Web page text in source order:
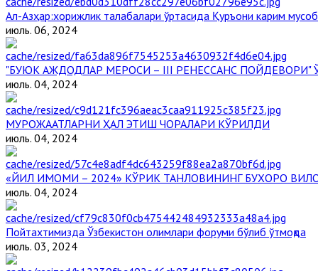
Aл-Aзҳар:хорижлик талабалари ўртасида Қуръони карим
июль. 06, 2024
"БУЮК АЖДОДЛАР МЕРОСИ – III РЕНЕССАНС
июль. 04, 2024
МУРОЖААТЛАРНИ ҲАЛ ЭТИШ ЧОРАЛАРИ КЎРИЛДИ
июль. 04, 2024
«ЙИЛ ИМОМИ – 2024» КЎРИК ТАНЛОВИНИНГ БУХОРО
июль. 04, 2024
Пойтахтимизда Ўзбекистон олимлари форуми бўлиб ўтмоқда
июль. 03, 2024